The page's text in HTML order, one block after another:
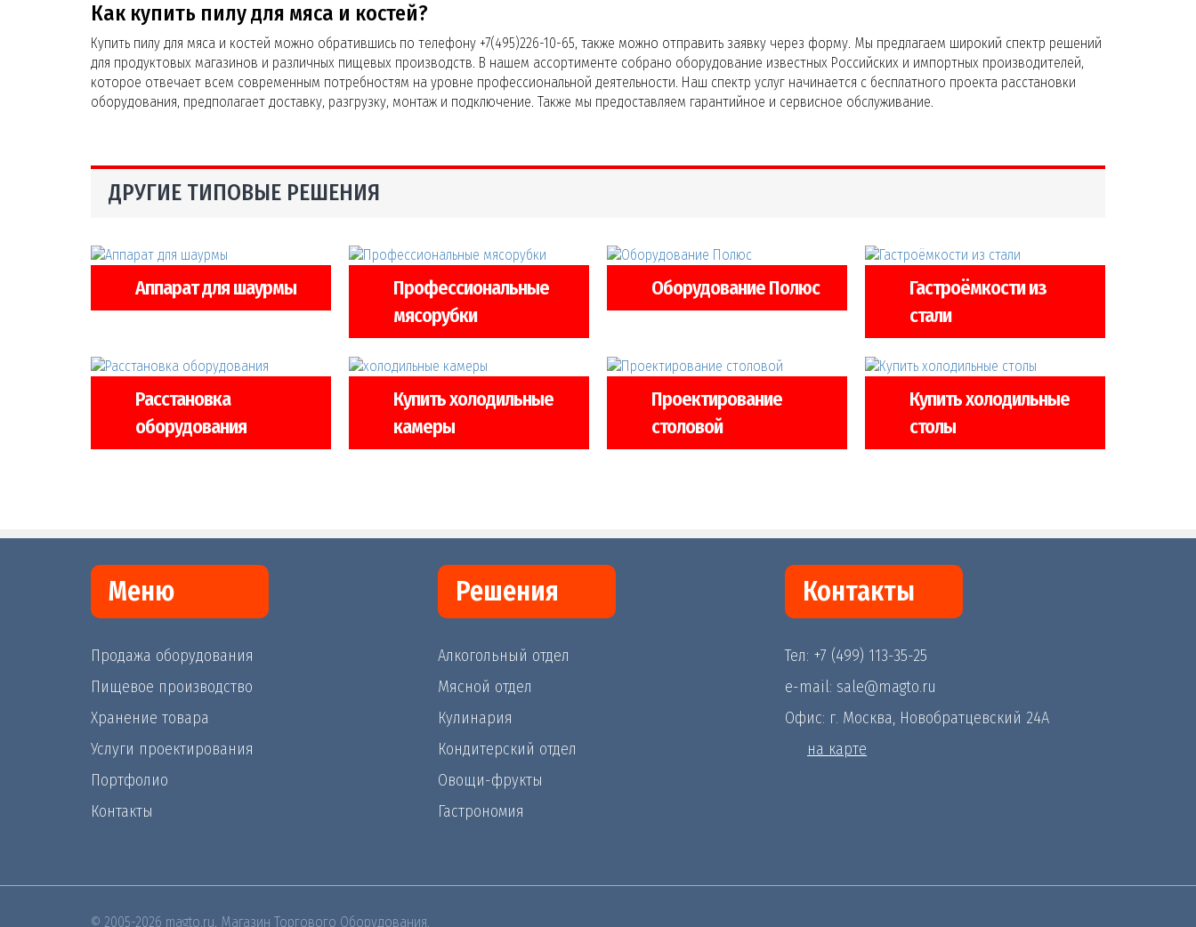
Как купить пилу для мяса и костей?
Купить пилу для мяса и костей можно обратившись по телефону +7(495)226-10-65, также можно отправить заявку через форму. Мы предлагаем широкий спектр решений
для продуктовых магазинов и различных пищевых производств. В нашем ассортименте собрано оборудование известных Российских и импортных производителей,
которое отвечает всем современным потребностям на уровне профессиональной деятельности. Наш спектр услуг начинается с бесплатного проекта расстановки
оборудования, предполагает доставку, разгрузку, монтаж и подключение. Также мы предоставляем гарантийное и сервисное обслуживание.
ДРУГИЕ ТИПОВЫЕ РЕШЕНИЯ
Аппарат для шаурмы
Профессиональные
мясорубки
Оборудование Полюс
Гастроёмкости из
стали
Расстановка
оборудования
Купить холодильные
камеры
Проектирование
столовой
Купить холодильные
столы
Меню
Продажа оборудования
Пищевое производство
Хранение товара
Услуги проектирования
Портфолио
Контакты
Решения
Алкогольный отдел
Мясной отдел
Кулинария
Кондитерский отдел
Овощи-фрукты
Гастрономия
Контакты
Тел: +7 (499) 113-35-25
e-mail: sale@magto.ru
Офис: г. Москва, Новобратцевский 24А
на карте
© 2005-2026 magto.ru, Магазин Торгового Оборудования.